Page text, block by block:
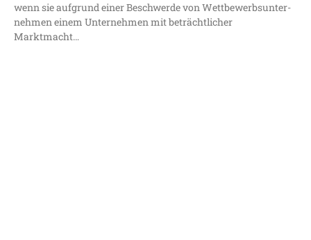
wenn sie auf­grund einer Beschwer­de von Wett­be­werbs­un­ter­
neh­men einem Unter­neh­men mit beträcht­li­cher
Marktmacht…